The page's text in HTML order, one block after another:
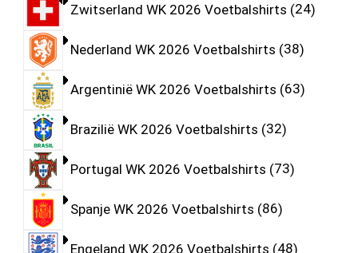
Zwitserland WK 2026 Voetbalshirts 24
Nederland WK 2026 Voetbalshirts 38
Argentinië WK 2026 Voetbalshirts 63
Brazilië WK 2026 Voetbalshirts 32
Portugal WK 2026 Voetbalshirts 73
Spanje WK 2026 Voetbalshirts 86
Engeland WK 2026 Voetbalshirts 48